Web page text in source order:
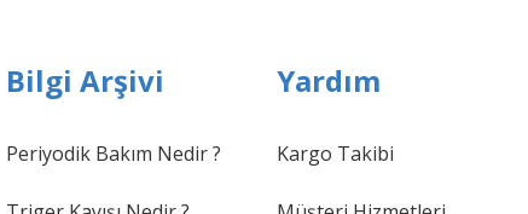
Bilgi Arşivi
Periyodik Bakım Nedir ?
Yardım
Kargo Takibi